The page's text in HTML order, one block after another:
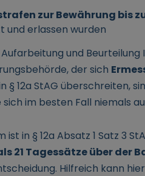
zur Bewährung bis
und erlassen wurden
und
der sich
§ 12a StAG überschreiten,
sich im besten Fall niemals
ist in § 12a Absatz 1 Satz 3
21 Tagessätze über der
Hilfreich kann